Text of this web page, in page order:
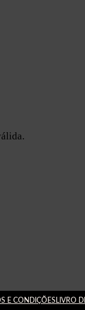
E CONDIÇÕES LIVRO